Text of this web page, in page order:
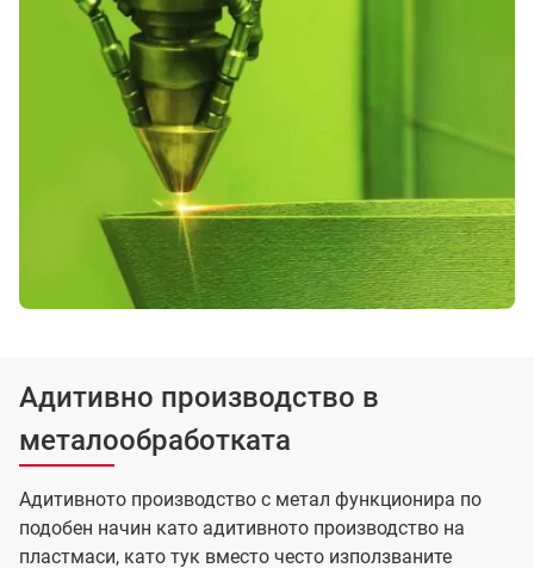
Адитивно производство в
металообработката
Адитивното производство с метал функционира по
подобен начин като адитивното производство на
пластмаси, като тук вместо често използваните